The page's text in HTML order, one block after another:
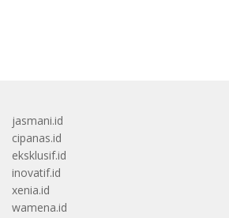
jasmani.id
cipanas.id
eksklusif.id
inovatif.id
xenia.id
wamena.id